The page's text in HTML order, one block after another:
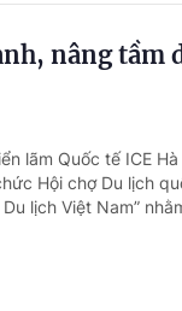
nâng tầm
lãm Quốc tế ICE Hà
Hội chợ Du lịch
lịch Việt Nam”